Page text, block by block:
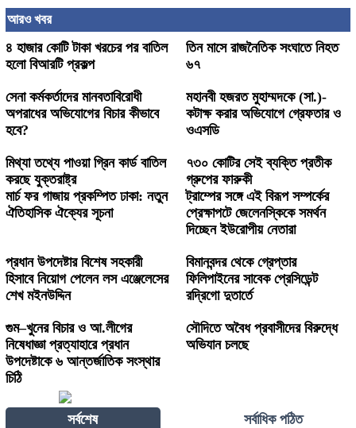
আরও খবর
৪ হাজার কোটি টাকা খরচের পর বাতিল
হলো বিআরটি প্রকল্প
তিন মাসে রাজনৈতিক সংঘাতে নিহত
৬৭
সেনা কর্মকর্তাদের মানবতাবিরোধী
অপরাধের অভিযোগের বিচার কীভাবে
হবে?
মহানবী হজরত মুহাম্মদকে (সা.)-
কটাক্ষ করার অভিযোগে গ্রেফতার ও
ওএসডি
মিথ্যা তথ্যে পাওয়া গ্রিন কার্ড বাতিল
করছে যুক্তরাষ্ট্র
৭৩০ কোটির সেই ব্যক্তি প্রতীক
গ্রুপের ফারুকী
মার্চ ফর গাজায় প্রকম্পিত ঢাকা: নতুন
ঐতিহাসিক ঐক্যের সূচনা
ট্রাম্পের সঙ্গে এই বিরূপ সম্পর্কের
প্রেক্ষাপটে জেলেনস্কিকে সমর্থন
দিচ্ছেন ইউরোপীয় নেতারা
প্রধান উপদেষ্টার বিশেষ সহকারী
হিসাবে নিয়োগ পেলেন লস এঞ্জেলেসের
শেখ মইনউদ্দিন
বিমানবন্দর থেকে গ্রেপ্তার
ফিলিপাইনের সাবেক প্রেসিডেন্ট
রদ্রিগো দুতার্তে
গুম–খুনের বিচার ও আ.লীগের
নিষেধাজ্ঞা প্রত্যাহারে প্রধান
উপদেষ্টাকে ৬ আন্তর্জাতিক সংস্থার
চিঠি
সৌদিতে অবৈধ প্রবাসীদের বিরুদ্ধে
অভিযান চলছে
সর্বশেষ সর্বাধিক পঠিত